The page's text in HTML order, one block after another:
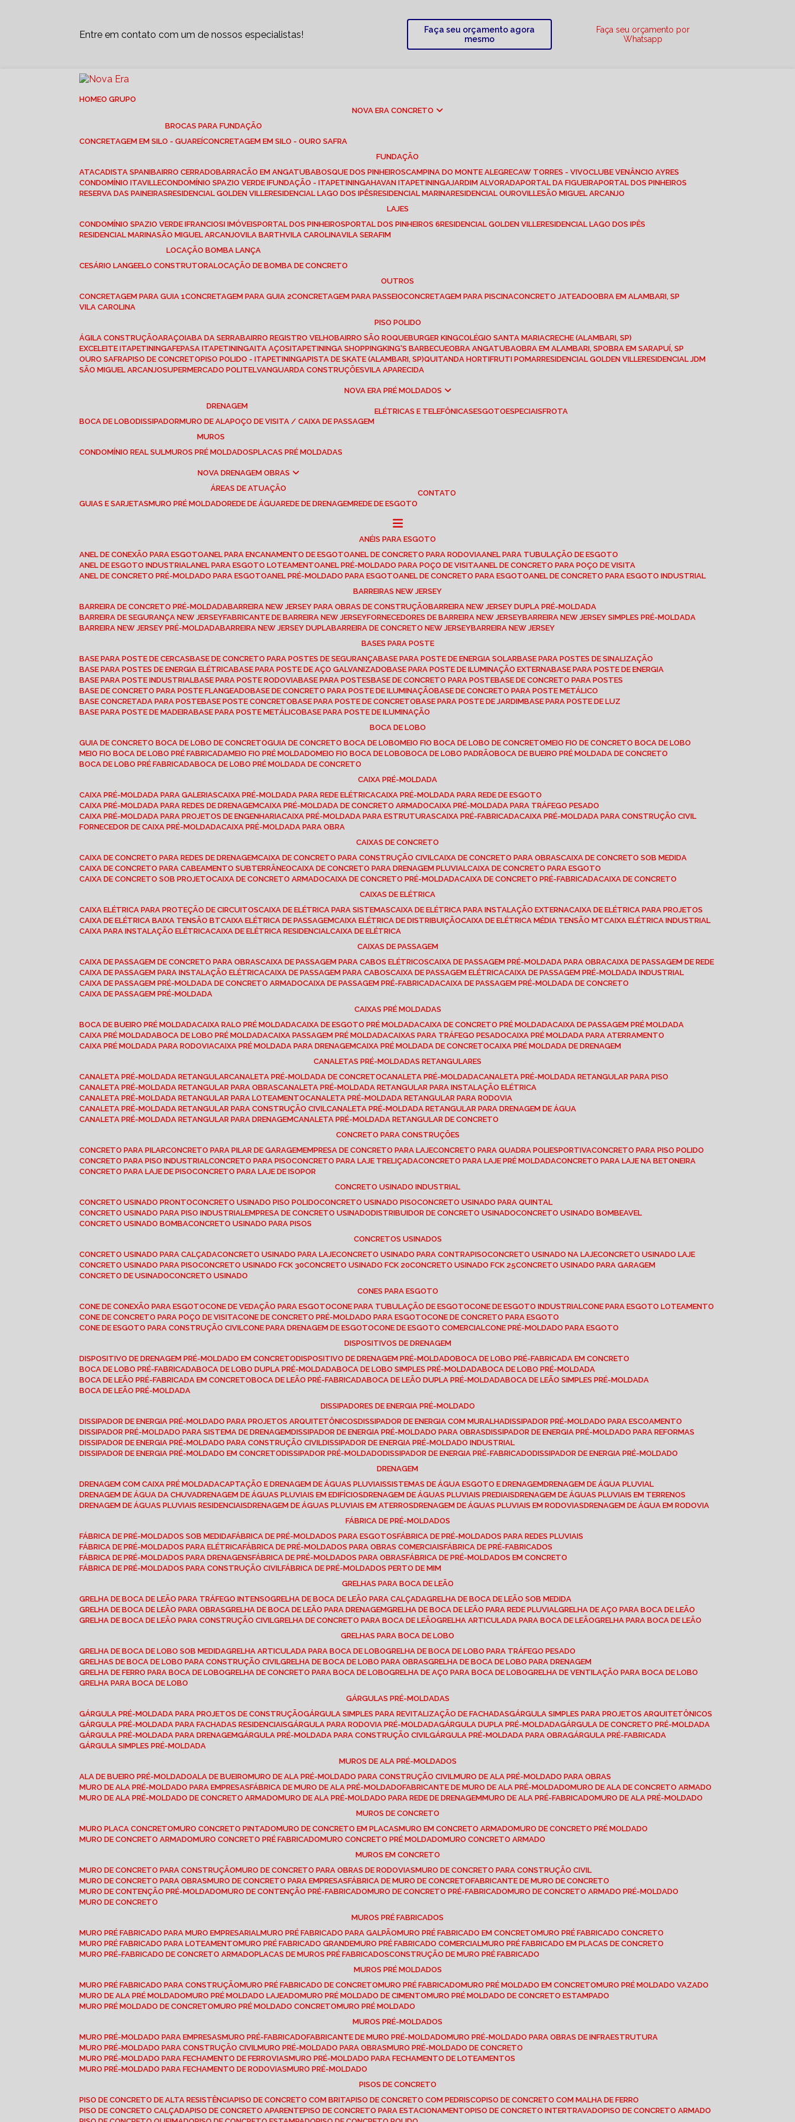
Entre em contato com um de nossos especialistas!
Faça seu orçamento agora
mesmo
Faça seu orçamento por
Whatsapp
HOME
O GRUPO
NOVA ERA CONCRETO
BROCAS PARA FUNDAÇÃO
CONCRETAGEM EM SILO - GUAREÍ CONCRETAGEM EM SILO - OURO SAFRA
FUNDAÇÃO
ATACADISTA SPANI BAIRRO CERRADO BARRACÃO EM ANGATUBA BOSQUE DOS PINHEIROS CAMPINA DO MONTE ALEGRE CAW TORRES - VIVO CLUBE VENÂNCIO AYRES
CONDOMÍNIO ITAVILLE CONDOMÍNIO SPAZIO VERDE I FUNDAÇÃO - ITAPETININGA HAVAN ITAPETININGA JARDIM ALVORADA PORTAL DA FIGUEIRA PORTAL DOS PINHEIROS
RESERVA DAS PAINEIRAS RESIDENCIAL GOLDEN VILLE RESIDENCIAL LAGO DOS IPÊS RESIDENCIAL MARINA RESIDENCIAL OUROVILLE SÃO MIGUEL ARCANJO
LAJES
CONDOMÍNIO SPAZIO VERDE I FRANCIOSI IMÓVEIS PORTAL DOS PINHEIROS PORTAL DOS PINHEIROS 6 RESIDENCIAL GOLDEN VILLE RESIDENCIAL LAGO DOS IPÊS
RESIDENCIAL MARINA SÃO MIGUEL ARCANJO VILA BARTH VILA CAROLINA VILA SERAFIM
LOCAÇÃO BOMBA LANÇA
CESÁRIO LANGE ELO CONSTRUTORA LOCAÇÃO DE BOMBA DE CONCRETO
OUTROS
CONCRETAGEM PARA GUIA 1 CONCRETAGEM PARA GUIA 2 CONCRETAGEM PARA PASSEIO CONCRETAGEM PARA PISCINA CONCRETO JATEADO
OBRA EM ALAMBARI, SP
VILA CAROLINA
PISO POLIDO
ÁGILA CONSTRUÇÃO ARAÇOIABA DA SERRA BAIRRO REGISTRO VELHO BAIRRO SÃO ROQUE BURGER KING COLÉGIO SANTA MARIA CRECHE (ALAMBARI, SP)
EXCELEITE ITAPETININGA FEPASA ITAPETININGA ITA AÇOS ITAPETININGA SHOPPING KING'S BARBECUE OBRA ANGATUBA OBRA EM ALAMBARI, SP
OBRA EM SARAPUÍ, SP
OURO SAFRA PISO DE CONCRETO PISO POLIDO - ITAPETININGA PISTA DE SKATE (ALAMBARI, SP) QUITANDA HORTIFRUTI POMAR RESIDENCIAL GOLDEN VILLE RESIDENCIAL JDM
SÃO MIGUEL ARCANJO SUPERMERCADO POLITEL VANGUARDA CONSTRUÇÕES VILA APARECIDA
NOVA ERA PRÉ MOLDADOS
DRENAGEM
BOCA DE LOBO DISSIPADOR MURO DE ALA POÇO DE VISITA / CAIXA DE PASSAGEM
ELÉTRICAS E TELEFÔNICAS ESGOTO ESPECIAIS FROTA
MUROS
CONDOMÍNIO REAL SUL
MUROS PRÉ MOLDADOS PLACAS PRÉ MOLDADAS
NOVA DRENAGEM OBRAS
ÁREAS DE ATUAÇÃO
GUIAS E SARJETAS
MURO PRÉ MOLDADO REDE DE ÁGUA REDE DE DRENAGEM REDE DE ESGOTO
CONTATO
ANÉIS PARA ESGOTO
ANEL DE CONEXÃO PARA ESGOTO ANEL PARA ENCANAMENTO DE ESGOTO ANEL DE CONCRETO PARA RODOVIA ANEL PARA TUBULAÇÃO DE ESGOTO
ANEL DE ESGOTO INDUSTRIAL ANEL PARA ESGOTO LOTEAMENTO ANEL PRÉ-MOLDADO PARA POÇO DE VISITA ANEL DE CONCRETO PARA POÇO DE VISITA
ANEL DE CONCRETO PRÉ-MOLDADO PARA ESGOTO ANEL PRÉ-MOLDADO PARA ESGOTO ANEL DE CONCRETO PARA ESGOTO ANEL DE CONCRETO PARA ESGOTO INDUSTRIAL
BARREIRAS NEW JERSEY
BARREIRA DE CONCRETO PRÉ-MOLDADA BARREIRA NEW JERSEY PARA OBRAS DE CONSTRUÇÃO BARREIRA NEW JERSEY DUPLA PRÉ-MOLDADA
BARREIRA DE SEGURANÇA NEW JERSEY FABRICANTE DE BARREIRA NEW JERSEY FORNECEDORES DE BARREIRA NEW JERSEY BARREIRA NEW JERSEY SIMPLES PRÉ-MOLDADA
BARREIRA NEW JERSEY PRÉ-MOLDADA BARREIRA NEW JERSEY DUPLA BARREIRA DE CONCRETO NEW JERSEY BARREIRA NEW JERSEY
BASES PARA POSTE
BASE PARA POSTE DE CERCAS BASE DE CONCRETO PARA POSTES DE SEGURANÇA BASE PARA POSTE DE ENERGIA SOLAR BASE PARA POSTES DE SINALIZAÇÃO
BASE PARA POSTES DE ENERGIA ELÉTRICA BASE PARA POSTE DE AÇO GALVANIZADO BASE PARA POSTE DE ILUMINAÇÃO EXTERNA BASE PARA POSTE DE ENERGIA
BASE PARA POSTE INDUSTRIAL BASE PARA POSTE RODOVIA BASE PARA POSTES BASE DE CONCRETO PARA POSTE BASE DE CONCRETO PARA POSTES
BASE DE CONCRETO PARA POSTE FLANGEADO BASE DE CONCRETO PARA POSTE DE ILUMINAÇÃO BASE DE CONCRETO PARA POSTE METÁLICO
BASE CONCRETADA PARA POSTE BASE POSTE CONCRETO BASE PARA POSTE DE CONCRETO BASE PARA POSTE DE JARDIM BASE PARA POSTE DE LUZ
BASE PARA POSTE DE MADEIRA BASE PARA POSTE METÁLICO BASE PARA POSTE DE ILUMINAÇÃO
BOCA DE LOBO
GUIA DE CONCRETO BOCA DE LOBO DE CONCRETO
GUIA DE CONCRETO BOCA DE LOBO MEIO FIO BOCA DE LOBO DE CONCRETO
MEIO FIO DE CONCRETO BOCA DE LOBO
MEIO FIO BOCA DE LOBO PRÉ FABRICADA
MEIO FIO PRÉ MOLDADO MEIO FIO BOCA DE LOBO BOCA DE LOBO PADRÃO BOCA DE BUEIRO PRÉ MOLDADA DE CONCRETO
BOCA DE LOBO PRÉ FABRICADA BOCA DE LOBO PRÉ MOLDADA DE CONCRETO
CAIXA PRÉ-MOLDADA
CAIXA PRÉ-MOLDADA PARA GALERIAS CAIXA PRÉ-MOLDADA PARA REDE ELÉTRICA CAIXA PRÉ-MOLDADA PARA REDE DE ESGOTO
CAIXA PRÉ-MOLDADA PARA REDES DE DRENAGEM CAIXA PRÉ-MOLDADA DE CONCRETO ARMADO CAIXA PRÉ-MOLDADA PARA TRÁFEGO PESADO
CAIXA PRÉ-MOLDADA PARA PROJETOS DE ENGENHARIA CAIXA PRÉ-MOLDADA PARA ESTRUTURAS CAIXA PRÉ-FABRICADA CAIXA PRÉ-MOLDADA PARA CONSTRUÇÃO CIVIL
FORNECEDOR DE CAIXA PRÉ-MOLDADA CAIXA PRÉ-MOLDADA PARA OBRA
CAIXAS DE CONCRETO
CAIXA DE CONCRETO PARA REDES DE DRENAGEM CAIXA DE CONCRETO PARA CONSTRUÇÃO CIVIL CAIXA DE CONCRETO PARA OBRAS CAIXA DE CONCRETO SOB MEDIDA
CAIXA DE CONCRETO PARA CABEAMENTO SUBTERRÂNEO CAIXA DE CONCRETO PARA DRENAGEM PLUVIAL CAIXA DE CONCRETO PARA ESGOTO
CAIXA DE CONCRETO SOB PROJETO CAIXA DE CONCRETO ARMADO CAIXA DE CONCRETO PRÉ-MOLDADA CAIXA DE CONCRETO PRÉ-FABRICADA CAIXA DE CONCRETO
CAIXAS DE ELÉTRICA
CAIXA ELÉTRICA PARA PROTEÇÃO DE CIRCUITOS CAIXA DE ELÉTRICA PARA SISTEMAS CAIXA DE ELÉTRICA PARA INSTALAÇÃO EXTERNA CAIXA DE ELÉTRICA PARA PROJETOS
CAIXA DE ELÉTRICA BAIXA TENSÃO BT CAIXA ELÉTRICA DE PASSAGEM CAIXA ELÉTRICA DE DISTRIBUIÇÃO CAIXA DE ELÉTRICA MÉDIA TENSÃO MT CAIXA ELÉTRICA INDUSTRIAL
CAIXA PARA INSTALAÇÃO ELÉTRICA CAIXA DE ELÉTRICA RESIDENCIAL CAIXA DE ELÉTRICA
CAIXAS DE PASSAGEM
CAIXA DE PASSAGEM DE CONCRETO PARA OBRAS CAIXA DE PASSAGEM PARA CABOS ELÉTRICOS CAIXA DE PASSAGEM PRÉ-MOLDADA PARA OBRA CAIXA DE PASSAGEM DE REDE
CAIXA DE PASSAGEM PARA INSTALAÇÃO ELÉTRICA CAIXA DE PASSAGEM PARA CABOS CAIXA DE PASSAGEM ELÉTRICA CAIXA DE PASSAGEM PRÉ-MOLDADA INDUSTRIAL
CAIXA DE PASSAGEM PRÉ-MOLDADA DE CONCRETO ARMADO CAIXA DE PASSAGEM PRÉ-FABRICADA CAIXA DE PASSAGEM PRÉ-MOLDADA DE CONCRETO
CAIXA DE PASSAGEM PRÉ-MOLDADA
CAIXAS PRÉ MOLDADAS
BOCA DE BUEIRO PRÉ MOLDADA CAIXA RALO PRÉ MOLDADA CAIXA DE ESGOTO PRÉ MOLDADA CAIXA DE CONCRETO PRÉ MOLDADA CAIXA DE PASSAGEM PRÉ MOLDADA
CAIXA PRÉ MOLDADA BOCA DE LOBO PRÉ MOLDADA CAIXA PASSAGEM PRÉ MOLDADA CAIXAS PARA TRÁFEGO PESADO CAIXA PRÉ MOLDADA PARA ATERRAMENTO
CAIXA PRÉ MOLDADA PARA RODOVIA CAIXA PRÉ MOLDADA PARA DRENAGEM CAIXA PRÉ MOLDADA DE CONCRETO CAIXA PRÉ MOLDADA DE DRENAGEM
CANALETAS PRÉ-MOLDADAS RETANGULARES
CANALETA PRÉ-MOLDADA RETANGULAR CANALETA PRÉ-MOLDADA DE CONCRETO CANALETA PRÉ-MOLDADA CANALETA PRÉ-MOLDADA RETANGULAR PARA PISO
CANALETA PRÉ-MOLDADA RETANGULAR PARA OBRAS CANALETA PRÉ-MOLDADA RETANGULAR PARA INSTALAÇÃO ELÉTRICA
CANALETA PRÉ-MOLDADA RETANGULAR PARA LOTEAMENTO CANALETA PRÉ-MOLDADA RETANGULAR PARA RODOVIA
CANALETA PRÉ-MOLDADA RETANGULAR PARA CONSTRUÇÃO CIVIL CANALETA PRÉ-MOLDADA RETANGULAR PARA DRENAGEM DE ÁGUA
CANALETA PRÉ-MOLDADA RETANGULAR PARA DRENAGEM CANALETA PRÉ-MOLDADA RETANGULAR DE CONCRETO
CONCRETO PARA CONSTRUÇÕES
CONCRETO PARA PILAR CONCRETO PARA PILAR DE GARAGEM EMPRESA DE CONCRETO PARA LAJE CONCRETO PARA QUADRA POLIESPORTIVA CONCRETO PARA PISO POLIDO
CONCRETO PARA PISO INDUSTRIAL CONCRETO PARA PISO CONCRETO PARA LAJE TRELIÇADA CONCRETO PARA LAJE PRÉ MOLDADA CONCRETO PARA LAJE NA BETONEIRA
CONCRETO PARA LAJE DE PISO CONCRETO PARA LAJE DE ISOPOR
CONCRETO USINADO INDUSTRIAL
CONCRETO USINADO PRONTO CONCRETO USINADO PISO POLIDO CONCRETO USINADO PISO CONCRETO USINADO PARA QUINTAL
CONCRETO USINADO PARA PISO INDUSTRIAL EMPRESA DE CONCRETO USINADO DISTRIBUIDOR DE CONCRETO USINADO CONCRETO USINADO BOMBEAVEL
CONCRETO USINADO BOMBA CONCRETO USINADO PARA PISOS
CONCRETOS USINADOS
CONCRETO USINADO PARA CALÇADA CONCRETO USINADO PARA LAJE CONCRETO USINADO PARA CONTRAPISO CONCRETO USINADO NA LAJE CONCRETO USINADO LAJE
CONCRETO USINADO PARA PISO CONCRETO USINADO FCK 30 CONCRETO USINADO FCK 20 CONCRETO USINADO FCK 25 CONCRETO USINADO PARA GARAGEM
CONCRETO DE USINADO CONCRETO USINADO
CONES PARA ESGOTO
CONE DE CONEXÃO PARA ESGOTO CONE DE VEDAÇÃO PARA ESGOTO CONE PARA TUBULAÇÃO DE ESGOTO CONE DE ESGOTO INDUSTRIAL CONE PARA ESGOTO LOTEAMENTO
CONE DE CONCRETO PARA POÇO DE VISITA CONE DE CONCRETO PRÉ-MOLDADO PARA ESGOTO CONE DE CONCRETO PARA ESGOTO
CONE DE ESGOTO PARA CONSTRUÇÃO CIVIL CONE PARA DRENAGEM DE ESGOTO CONE DE ESGOTO COMERCIAL CONE PRÉ-MOLDADO PARA ESGOTO
DISPOSITIVOS DE DRENAGEM
DISPOSITIVO DE DRENAGEM PRÉ-MOLDADO EM CONCRETO DISPOSITIVO DE DRENAGEM PRÉ-MOLDADO BOCA DE LOBO PRÉ-FABRICADA EM CONCRETO
BOCA DE LOBO PRÉ-FABRICADA BOCA DE LOBO DUPLA PRÉ-MOLDADA BOCA DE LOBO SIMPLES PRÉ-MOLDADA BOCA DE LOBO PRÉ-MOLDADA
BOCA DE LEÃO PRÉ-FABRICADA EM CONCRETO BOCA DE LEÃO PRÉ-FABRICADA BOCA DE LEÃO DUPLA PRÉ-MOLDADA BOCA DE LEÃO SIMPLES PRÉ-MOLDADA
BOCA DE LEÃO PRÉ-MOLDADA
DISSIPADORES DE ENERGIA PRÉ-MOLDADO
DISSIPADOR DE ENERGIA PRÉ-MOLDADO PARA PROJETOS ARQUITETÔNICOS DISSIPADOR DE ENERGIA COM MURALHA DISSIPADOR PRÉ-MOLDADO PARA ESCOAMENTO
DISSIPADOR PRÉ-MOLDADO PARA SISTEMA DE DRENAGEM DISSIPADOR DE ENERGIA PRÉ-MOLDADO PARA OBRAS DISSIPADOR DE ENERGIA PRÉ-MOLDADO PARA REFORMAS
DISSIPADOR DE ENERGIA PRÉ-MOLDADO PARA CONSTRUÇÃO CIVIL DISSIPADOR DE ENERGIA PRÉ-MOLDADO INDUSTRIAL
DISSIPADOR DE ENERGIA PRÉ-MOLDADO EM CONCRETO DISSIPADOR PRÉ-MOLDADO DISSIPADOR DE ENERGIA PRÉ-FABRICADO DISSIPADOR DE ENERGIA PRÉ-MOLDADO
DRENAGEM
DRENAGEM COM CAIXA PRÉ MOLDADA CAPTAÇÃO E DRENAGEM DE ÁGUAS PLUVIAIS SISTEMAS DE ÁGUA ESGOTO E DRENAGEM DRENAGEM DE ÁGUA PLUVIAL
DRENAGEM DE ÁGUA DA CHUVA DRENAGEM DE ÁGUAS PLUVIAIS EM EDIFÍCIOS DRENAGEM DE ÁGUAS PLUVIAIS PREDIAIS DRENAGEM DE ÁGUAS PLUVIAIS EM TERRENOS
DRENAGEM DE ÁGUAS PLUVIAIS RESIDENCIAIS DRENAGEM DE ÁGUAS PLUVIAIS EM ATERROS DRENAGEM DE ÁGUAS PLUVIAIS EM RODOVIAS DRENAGEM DE ÁGUA EM RODOVIA
FÁBRICA DE PRÉ-MOLDADOS
FÁBRICA DE PRÉ-MOLDADOS SOB MEDIDA FÁBRICA DE PRÉ-MOLDADOS PARA ESGOTOS FÁBRICA DE PRÉ-MOLDADOS PARA REDES PLUVIAIS
FÁBRICA DE PRÉ-MOLDADOS PARA ELÉTRICA FÁBRICA DE PRÉ-MOLDADOS PARA OBRAS COMERCIAIS FÁBRICA DE PRÉ-FABRICADOS
FÁBRICA DE PRÉ-MOLDADOS PARA DRENAGENS FÁBRICA DE PRÉ-MOLDADOS PARA OBRAS FÁBRICA DE PRÉ-MOLDADOS EM CONCRETO
FÁBRICA DE PRÉ-MOLDADOS PARA CONSTRUÇÃO CIVIL FÁBRICA DE PRÉ-MOLDADOS PERTO DE MIM
GRELHAS PARA BOCA DE LEÃO
GRELHA DE BOCA DE LEÃO PARA TRÁFEGO INTENSO
GRELHA DE BOCA DE LEÃO PARA CALÇADA
GRELHA DE BOCA DE LEÃO SOB MEDIDA
GRELHA DE BOCA DE LEÃO PARA OBRAS
GRELHA DE BOCA DE LEÃO PARA DRENAGEM GRELHA DE BOCA DE LEÃO PARA REDE PLUVIAL
GRELHA DE AÇO PARA BOCA DE LEÃO
GRELHA DE BOCA DE LEÃO PARA CONSTRUÇÃO CIVIL
GRELHA DE CONCRETO PARA BOCA DE LEÃO GRELHA ARTICULADA PARA BOCA DE LEÃO
GRELHA PARA BOCA DE LEÃO
GRELHAS PARA BOCA DE LOBO
GRELHA DE BOCA DE LOBO SOB MEDIDA
GRELHA ARTICULADA PARA BOCA DE LOBO
GRELHA DE BOCA DE LOBO PARA TRÁFEGO PESADO
GRELHAS DE BOCA DE LOBO PARA CONSTRUÇÃO CIVIL
GRELHA DE BOCA DE LOBO PARA OBRAS
GRELHA DE BOCA DE LOBO PARA DRENAGEM
GRELHA DE FERRO PARA BOCA DE LOBO
GRELHA DE CONCRETO PARA BOCA DE LOBO GRELHA DE AÇO PARA BOCA DE LOBO
GRELHA DE VENTILAÇÃO PARA BOCA DE LOBO
GRELHA PARA BOCA DE LOBO
GÁRGULAS PRÉ-MOLDADAS
GÁRGULA PRÉ-MOLDADA PARA PROJETOS DE CONSTRUÇÃO
GÁRGULA SIMPLES PARA REVITALIZAÇÃO DE FACHADAS
GÁRGULA SIMPLES PARA PROJETOS ARQUITETÔNICOS
GÁRGULA PRÉ-MOLDADA PARA FACHADAS RESIDENCIAIS
GÁRGULA PARA RODOVIA PRÉ-MOLDADA GÁRGULA DUPLA PRÉ-MOLDADA
GÁRGULA DE CONCRETO PRÉ-MOLDADA
GÁRGULA PRÉ-MOLDADA PARA DRENAGEM
GÁRGULA PRÉ-MOLDADA PARA CONSTRUÇÃO CIVIL GÁRGULA PRÉ-MOLDADA PARA OBRA
GÁRGULA PRÉ-FABRICADA
GÁRGULA SIMPLES PRÉ-MOLDADA
MUROS DE ALA PRÉ-MOLDADOS
ALA DE BUEIRO PRÉ-MOLDADO ALA DE BUEIRO MURO DE ALA PRÉ-MOLDADO PARA CONSTRUÇÃO CIVIL
MURO DE ALA PRÉ-MOLDADO PARA OBRAS
MURO DE ALA PRÉ-MOLDADO PARA EMPRESAS FÁBRICA DE MURO DE ALA PRÉ-MOLDADO FABRICANTE DE MURO DE ALA PRÉ-MOLDADO
MURO DE ALA DE CONCRETO ARMADO
MURO DE ALA PRÉ-MOLDADO DE CONCRETO ARMADO
MURO DE ALA PRÉ-MOLDADO PARA REDE DE DRENAGEM MURO DE ALA PRÉ-FABRICADO
MURO DE ALA PRÉ-MOLDADO
MUROS DE CONCRETO
MURO PLACA CONCRETO
MURO CONCRETO PINTADO MURO DE CONCRETO EM PLACAS MURO EM CONCRETO ARMADO
MURO DE CONCRETO PRÉ MOLDADO
MURO DE CONCRETO ARMADO
MURO CONCRETO PRÉ FABRICADO MURO CONCRETO PRÉ MOLDADO
MURO CONCRETO ARMADO
MUROS EM CONCRETO
MURO DE CONCRETO PARA CONSTRUÇÃO
MURO DE CONCRETO PARA OBRAS DE RODOVIAS
MURO DE CONCRETO PARA CONSTRUÇÃO CIVIL
MURO DE CONCRETO PARA OBRAS
MURO DE CONCRETO PARA EMPRESAS FÁBRICA DE MURO DE CONCRETO FABRICANTE DE MURO DE CONCRETO
MURO DE CONTENÇÃO PRÉ-MOLDADO
MURO DE CONTENÇÃO PRÉ-FABRICADO MURO DE CONCRETO PRÉ-FABRICADO
MURO DE CONCRETO ARMADO PRÉ-MOLDADO
MURO DE CONCRETO
MUROS PRÉ FABRICADOS
MURO PRÉ FABRICADO PARA MURO EMPRESARIAL
MURO PRÉ FABRICADO PARA GALPÃO MURO PRÉ FABRICADO EM CONCRETO
MURO PRÉ FABRICADO CONCRETO
MURO PRÉ FABRICADO PARA LOTEAMENTO
MURO PRÉ FABRICADO GRANDE MURO PRÉ FABRICADO COMERCIAL
MURO PRÉ FABRICADO EM PLACAS DE CONCRETO
MURO PRÉ-FABRICADO DE CONCRETO ARMADO PLACAS DE MUROS PRÉ FABRICADOS CONSTRUÇÃO DE MURO PRÉ FABRICADO
MUROS PRÉ MOLDADOS
MURO PRÉ FABRICADO PARA CONSTRUÇÃO
MURO PRÉ FABRICADO DE CONCRETO MURO PRÉ FABRICADO MURO PRÉ MOLDADO EM CONCRETO
MURO PRÉ MOLDADO VAZADO
MURO DE ALA PRÉ MOLDADO
MURO PRÉ MOLDADO LAJEADO MURO PRÉ MOLDADO DE CIMENTO
MURO PRÉ MOLDADO DE CONCRETO ESTAMPADO
MURO PRÉ MOLDADO DE CONCRETO
MURO PRÉ MOLDADO CONCRETO
MURO PRÉ MOLDADO
MUROS PRÉ-MOLDADOS
MURO PRÉ-MOLDADO PARA EMPRESAS
MURO PRÉ-FABRICADO FABRICANTE DE MURO PRÉ-MOLDADO
MURO PRÉ-MOLDADO PARA OBRAS DE INFRAESTRUTURA
MURO PRÉ-MOLDADO PARA CONSTRUÇÃO CIVIL
MURO PRÉ-MOLDADO PARA OBRAS
MURO PRÉ-MOLDADO DE CONCRETO
MURO PRÉ-MOLDADO PARA FECHAMENTO DE FERROVIAS
MURO PRÉ-MOLDADO PARA FECHAMENTO DE LOTEAMENTOS
MURO PRÉ-MOLDADO PARA FECHAMENTO DE RODOVIAS
MURO PRÉ-MOLDADO
PISOS DE CONCRETO
PISO DE CONCRETO DE ALTA RESISTÊNCIA PISO DE CONCRETO COM BRITA PISO DE CONCRETO COM PEDRISCO PISO DE CONCRETO COM MALHA DE FERRO
PISO DE CONCRETO CALÇADA PISO DE CONCRETO APARENTE PISO DE CONCRETO PARA ESTACIONAMENTO PISO DE CONCRETO INTERTRAVADO PISO DE CONCRETO ARMADO